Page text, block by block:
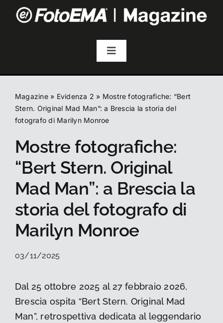
Toggle
Fotografia
Video & Streaming
Audio
Droni
Accessori
La foto del mese
Cerca
per:
Magazine» Evidenza 2 » Mostre fotografiche: “Bert
Stern. Original Mad Man”: a Brescia la storia del
fotografo di Marilyn Monroe
Mostre fotografiche:
“Bert Stern. Original
Mad Man”: a Brescia la
storia del fotografo di
Marilyn Monroe
03/11/2025
Dal 25 ottobre 2025 al 27 febbraio 2026,
Brescia ospita “Bert Stern. Original Mad
Man”, retrospettiva dedicata al leggendario